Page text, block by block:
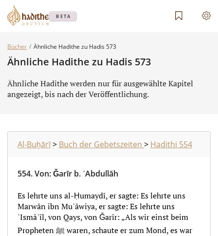
BETA
Bücher Ähnliche Hadithe zu Hadis 573
Ähnliche Hadithe zu Hadis 573
Ähnliche Hadithe werden nur für ausgewählte Kapitel
angezeigt, bis nach der Veröffentlichung.
Al-Buḫārī> Buch der Gebetszeiten > Hadithi 554
554.Von:Ǧarīr b. ʿAbdullāh
Es lehrte uns al-Ḥumaydī, er sagte: Es lehrte uns
Marwān ibn Muʿāwiya, er sagte: Es lehrte uns
ʾIsmāʿīl, von Qays, von Ǧarīr: „Als wir einst beim
Propheten ﷺ waren, schaute er zum Mond, es war